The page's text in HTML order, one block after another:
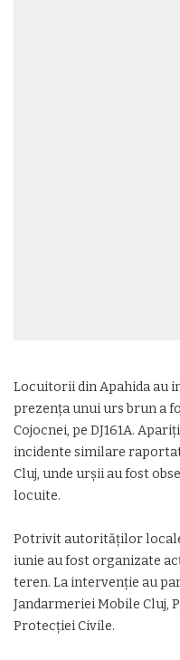
Locuitorii din Apahida au
prezența unui urs brun a
Cojocnei, pe DJ161A.
incidente similare
Cluj, unde urșii au fost
locuite.
Potrivit autorităților
iunie au fost organizate
teren. La intervenție au
Jandarmeriei Mobile Cluj,
Protecției Civile.